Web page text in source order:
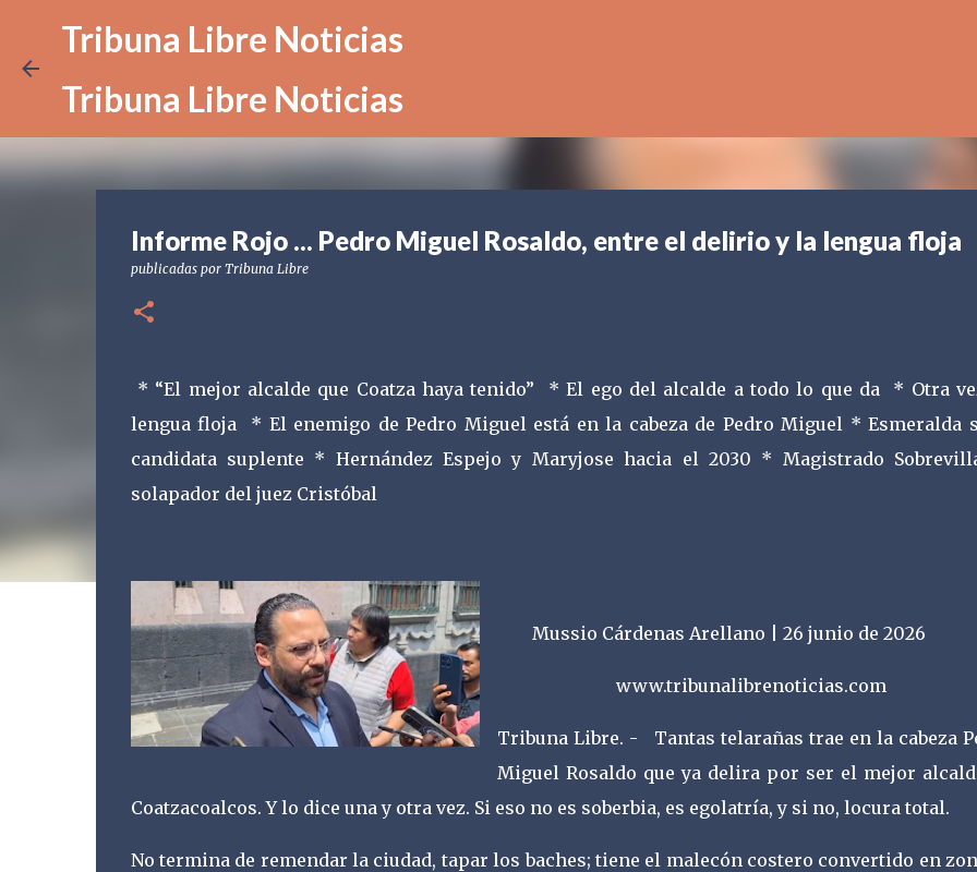
Tribuna Libre Noticias
Tribuna Libre Noticias
Informe Rojo ... Pedro Miguel Rosaldo, entre el delirio y la lengua floja
publicadas por Tribuna Libre
* “El mejor alcalde que Coatza haya tenido” * El ego del alcalde a todo lo que da * Otra
lengua floja * El enemigo de Pedro Miguel está en la cabeza de Pedro Miguel * Esmeralda
candidata suplente * Hernández Espejo y Maryjose hacia el 2030 * Magistrado
solapador del juez Cristóbal
Mussio Cárdenas Arellano | 26 junio de 2026
www.tribunalibrenoticias.com
Tribuna Libre. - Tantas telarañas trae en la cabeza
Miguel Rosaldo que ya delira por ser el mejor
Coatzacoalcos. Y lo dice una y otra vez. Si eso no es soberbia, es egolatría, y si no, locura total.
No termina de remendar la ciudad, tapar los baches; tiene el malecón costero convertido en